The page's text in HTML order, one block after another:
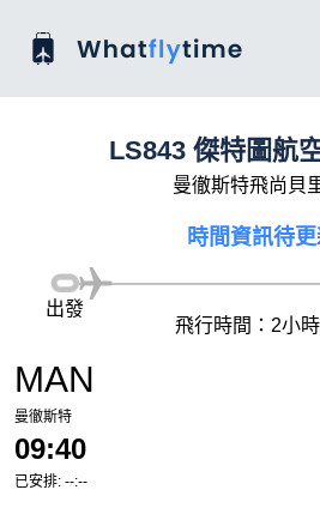
LS843 傑特圖航
曼徹斯特飛尚貝
時間資訊待
MAN
曼徹斯特
09:40
已安排: --:--
出發
飛行時間：2小